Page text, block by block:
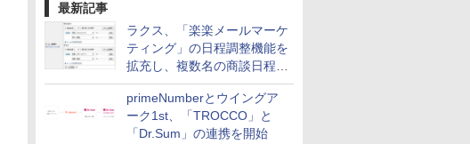
最新記事
ラクス、「楽楽メールマーケ
ティング」の日程調整機能を
拡充し、複数名の商談日程調
整を効率化
primeNumberとウイングア
ーク1st、「TROCCO」と
「Dr.Sum」の連携を開始